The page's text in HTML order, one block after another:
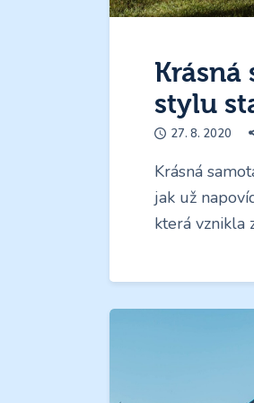
stylu
27. 8. 2020
Krásná
jak už
která vznikla